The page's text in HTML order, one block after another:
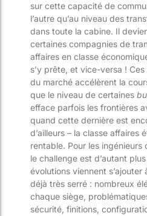
sur cette capacité de
l’autre qu’au niveau des
dans toute la cabine. Il
certaines compagnies de
affaires en classe
s’y prête, et vice-versa !
du marché accélèrent la
que le niveau de certaines
efface parfois les frontières
quand cette dernière est
d’ailleurs – la classe affaires
rentable. Pour les ingénieurs
le challenge est d’autant
évolutions viennent
déjà très serré : nombreux
chaque siège,
sécurité, finitions,